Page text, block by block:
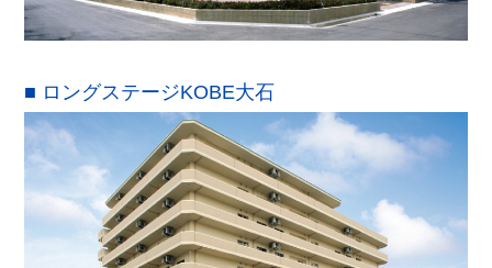
■ ロングステージKOBE大石